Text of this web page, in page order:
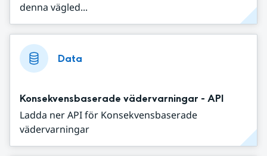
denna vägled...
Data
Konsekvensbaserade vädervarningar - API
Ladda ner API för Konsekvensbaserade
vädervarningar